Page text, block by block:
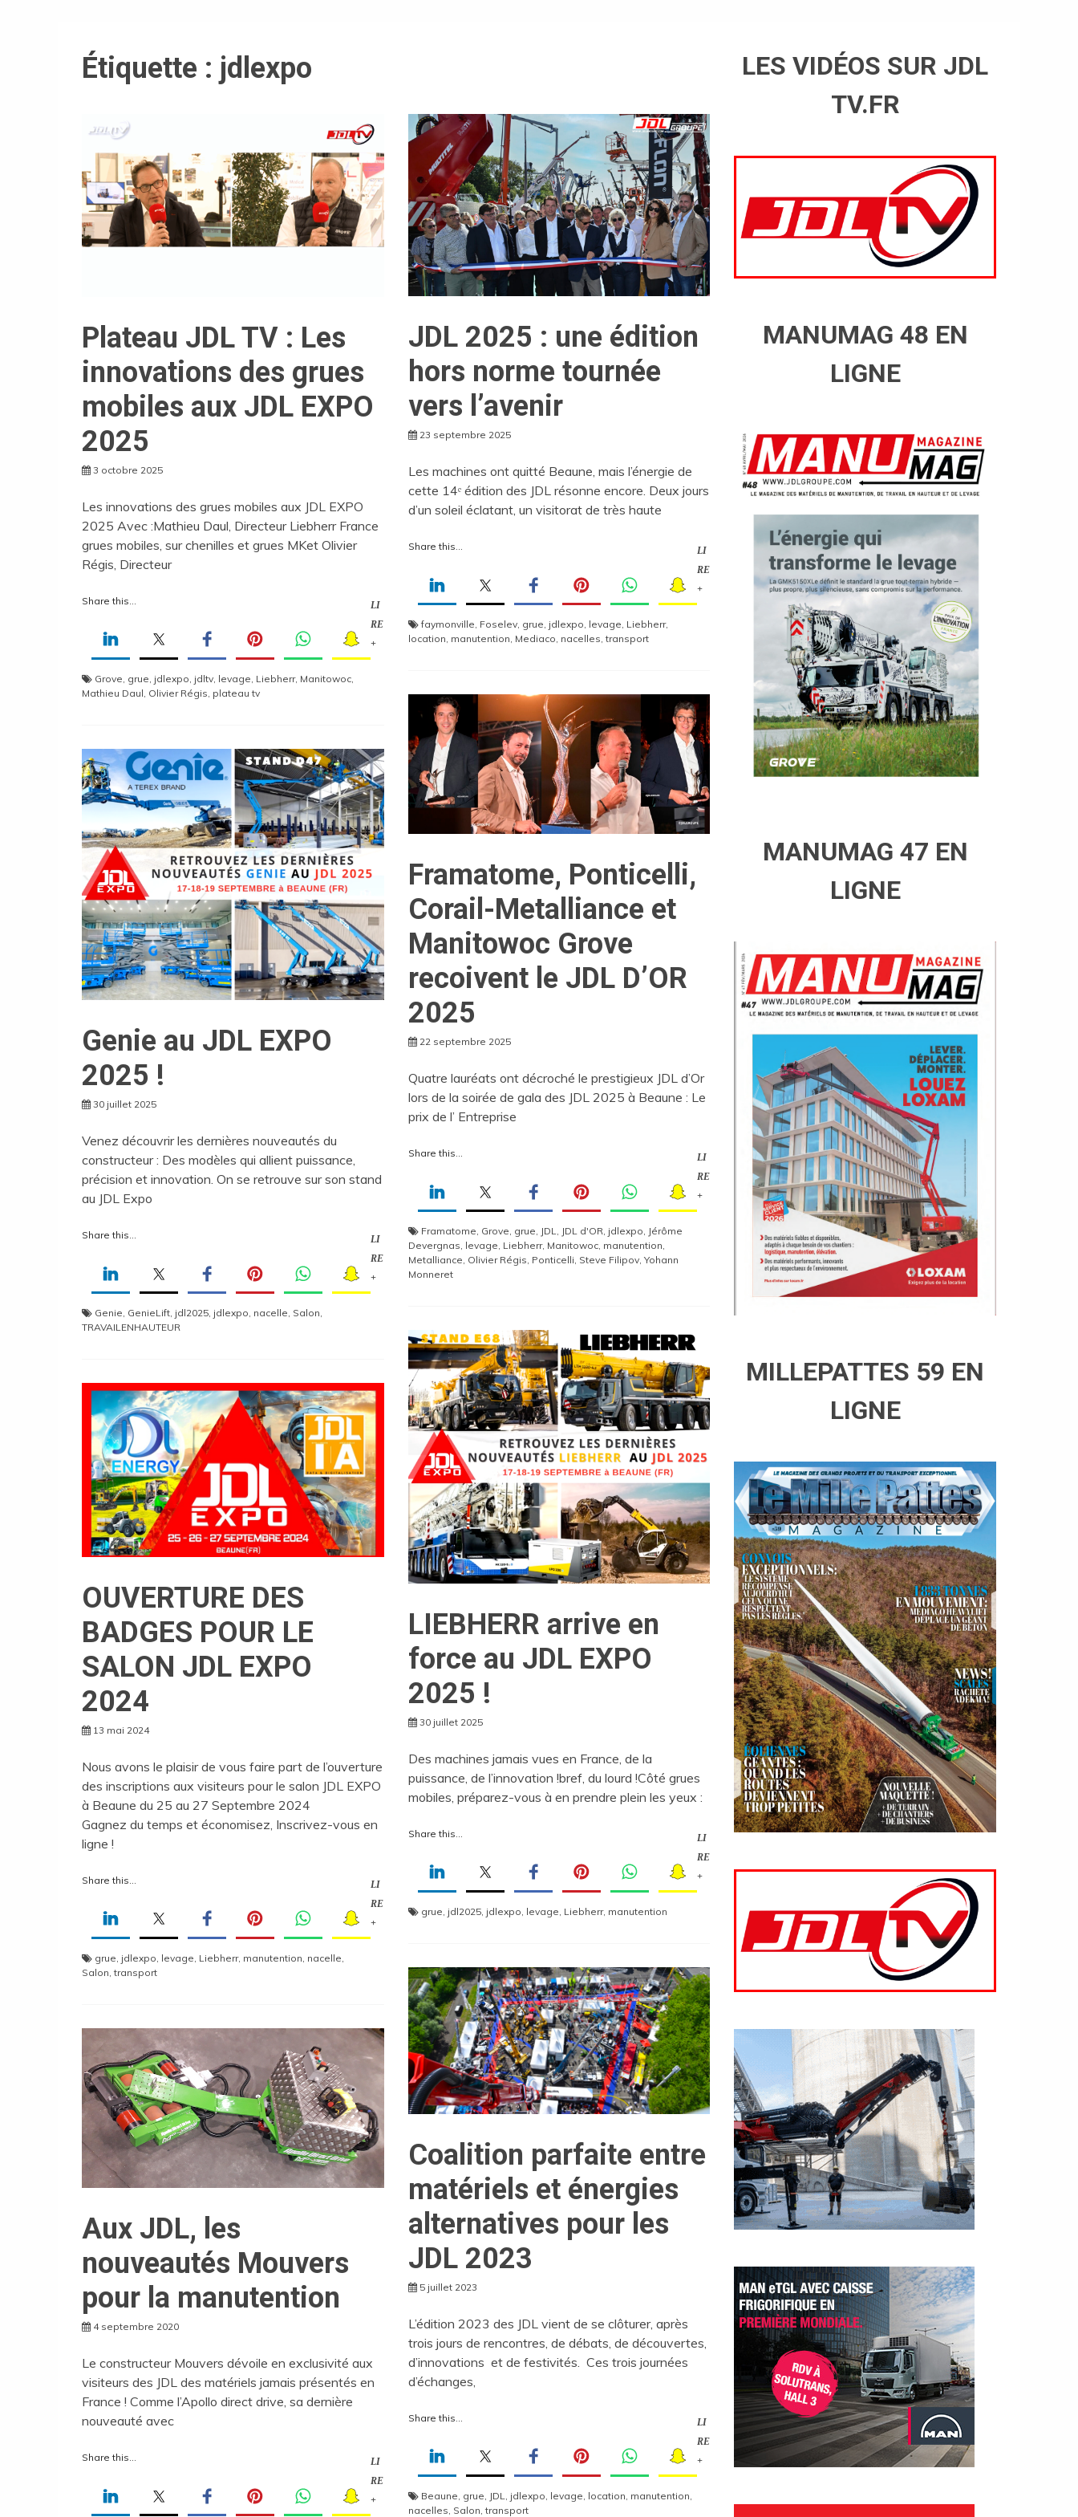
Étiquette : jdlexpo
Plateau JDL TV : Les
innovations des grues
mobiles aux JDL EXPO
2025
3 octobre 2025
Les innovations des grues mobiles aux JDL EXPO
2025 Avec :Mathieu Daul, Directeur Liebherr France
grues mobiles, sur chenilles et grues MKet Olivier
Régis, Directeur
Share this...
LI
RE
+
Grove grue jdlexpo jdltv levage Liebherr, Manitowoc
Mathieu Daul Olivier Régis plateau tv
JDL 2025 : une édition
hors norme tournée
vers l’avenir
23 septembre 2025
Les machines ont quitté Beaune, mais l’énergie de
cette 14ᵉ édition des JDL résonne encore. Deux jours
d’un soleil éclatant, un visitorat de très haute
Share this...
LI
RE
+
faymonville, Foselev, grue, jdlexpo, levage, Liebherr,
location, manutention, Mediaco, nacelles,transport
Framatome, Ponticelli,
Corail-Metalliance et
Manitowoc Grove
recoivent le JDL D’OR
2025
22 septembre 2025
Quatre lauréats ont décroché le prestigieux JDL d’Or
lors de la soirée de gala des JDL 2025 à Beaune : Le
prix de l’ Entreprise
Share this...
LI
RE
+
Framatome, Grove, grue, JDL, JDL d'OR, jdlexpo, Jérôme
Devergnas, levage, Liebherr, Manitowoc, manutention,
Metalliance, Olivier Régis, Ponticelli, Steve Filipov, Yohann
Monneret
Genie au JDL EXPO
2025 !
30 juillet 2025
Venez découvrir les dernières nouveautés du
constructeur : Des modèles qui allient puissance,
précision et innovation. On se retrouve sur son stand
au JDL Expo
Share this...
LI
RE
+
Genie, GenieLift, jdl2025, jdlexpo, nacelle, Salon,
TRAVAILENHAUTEUR
LIEBHERR arrive en
force au JDL EXPO
2025 !
30 juillet 2025
Des machines jamais vues en France, de la
puissance, de l’innovation !bref, du lourd !Côté grues
mobiles, préparez-vous à en prendre plein les yeux :
Share this...
LI
RE
+
grue jdl2025, jdlexpo levage Liebherr, manutention
OUVERTURE DES
BADGES POUR LE
SALON JDL EXPO
2024
13 mai 2024
Nous avons le plaisir de vous faire part de l’ouverture
des inscriptions aux visiteurs pour le salon JDL EXPO
à Beaune du 25 au 27 Septembre 2024
Gagnez du temps et économisez, Inscrivez-vous en
ligne !
Share this...
LI
RE
+
grue jdlexpo levage Liebherr, manutention nacelle
Salon ,transport
Coalition parfaite entre
matériels et énergies
alternatives pour les
JDL 2023
5 juillet 2023
L’édition 2023 des JDL vient de se clôturer, après
trois jours de rencontres, de débats, de découvertes,
d’innovations et de festivités. Ces trois journées
d’échanges,
Share this...
LI
RE
+
Beaune grue JDL jdlexpo levage location manutention
nacelles Salon ,transport
Aux JDL, les
nouveautés Mouvers
pour la manutention
4 septembre 2020
Le constructeur Mouvers dévoile en exclusivité aux
visiteurs des JDL des matériels jamais présentés en
France ! Comme l’Apollo direct drive, sa dernière
nouveauté avec
Share this...
LI
RE
+
LES VIDÉOS SUR JDL
TV.FR
MANUMAG 48 EN
LIGNE
MANUMAG 47 EN
LIGNE
MILLEPATTES 59 EN
LIGNE